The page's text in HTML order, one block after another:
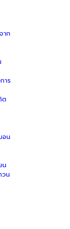
าก
าร
ต
อน
น
วน